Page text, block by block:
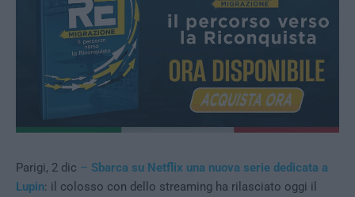
Parigi, 2 dic – Sbarca su Netflix una nuova serie dedicata a
Lupin: il colosso con dello streaming ha rilasciato oggi il